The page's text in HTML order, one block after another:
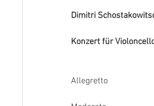
Dimitri
Konzert für
Allegretto